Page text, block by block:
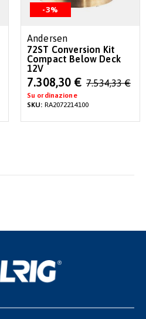
-3%
Andersen
72ST Conversion Kit
Compact Below Deck
12V
Special
Price
7.308,30 € 7.534,33 €
Su ordinazione
SKU: RA2072214100